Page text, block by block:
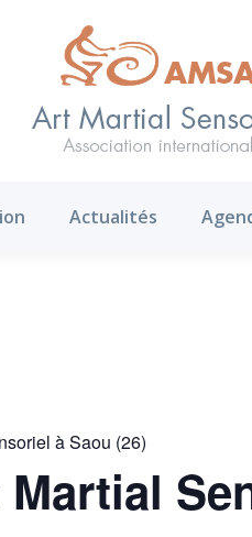
Actualités
à Saou (26)
Notre association